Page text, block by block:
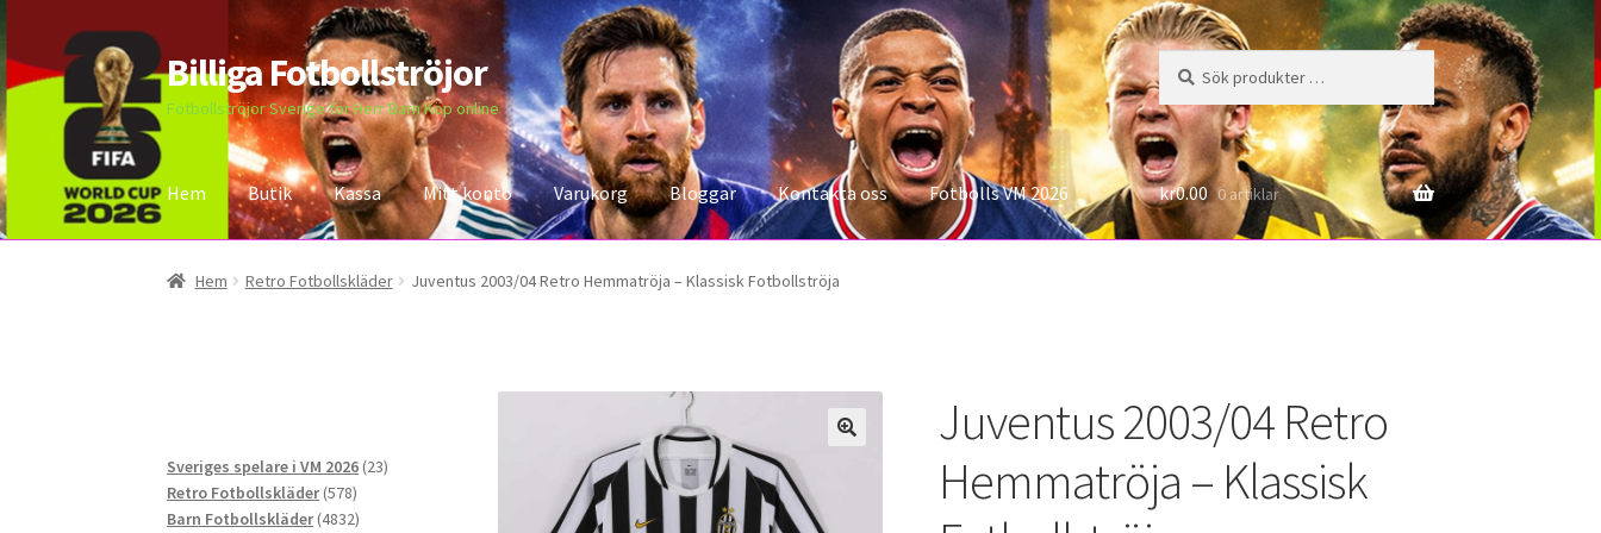
Hoppa
till
navigering
Hoppa
till
innehåll
Billiga Fotbollströjor
Fotbollströjor Sverige för Herr Barn Köp online
Sök
efter:
Sök
Hem Butik Kassa Mitt konto Varukorg Bloggar Kontakta oss Fotbolls VM 2026
Hem Bloggar Butik Kassa Kontakta oss Mitt konto Storleksguiden Varukorg
kr0.00 0 artiklar
Hem Retro Fotbollskläder Juventus 2003/04 Retro Hemmatröja – Klassisk Fotbollströja
Juventus 2003/04 Retro
Hemmatröja – Klassisk
Sveriges spelare i VM 2026 2323
Retro Fotbollskläder 578578
produkter
Barn Fotbollskläder 48324832